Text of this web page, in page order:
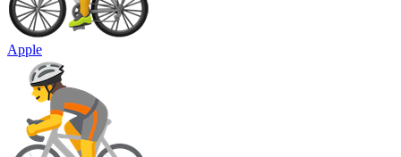
Apple